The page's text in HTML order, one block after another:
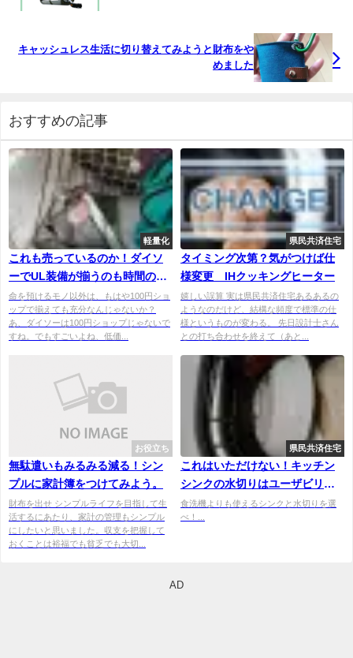
キャッシュレス生活に切り替えてみようと財布をや
めました
おすすめの記事
軽量化
これも売っているのか！ダイソ
ーでUL装備が揃うのも時間の問
題か。
命を預けるモノ以外は、もはや100円ショ
ップで揃えても充分なんじゃないか？
あ、ダイソーは100円ショップじゃないで
すね。でもすごいよね、低価...
県民共済住宅
タイミング次第？気がつけば仕
様変更 IHクッキングヒーター
嬉しい誤算 実は県民共済住宅あるあるの
ようなのだけど、結構な頻度で標準の仕
様というものが変わる。 先日設計士さん
との打ち合わせを終えて（あと...
お役立ち
無駄遣いもみるみる減る！シン
プルに家計簿をつけてみよう。
財布を出せ シンプルライフを目指して生
活するにあたり、家計の管理もシンプル
にしたいと思いました。収支を把握して
おくことは裕福でも貧乏でも大切...
県民共済住宅
これはいただけない！キッチン
シンクの水切りはユーザビリテ
ィ最低だ
食洗機よりも使えるシンクと水切りを選
べ！...
AD